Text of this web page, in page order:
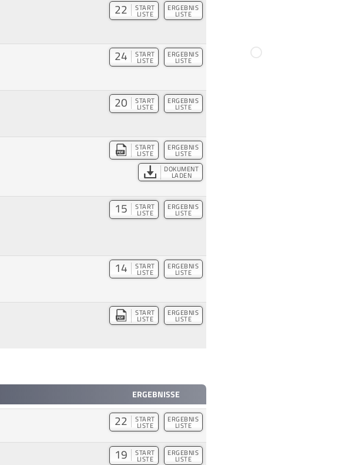
22 START
LISTE
ERGEBNIS
LISTE
24 START
LISTE
ERGEBNIS
LISTE
20 START
LISTE
ERGEBNIS
LISTE
START
LISTE
ERGEBNIS
LISTE
DOKUMENT
LADEN
15 START
LISTE
ERGEBNIS
LISTE
14 START
LISTE
ERGEBNIS
LISTE
START
LISTE
ERGEBNIS
LISTE
ERGEBNISSE
22 START
LISTE
ERGEBNIS
LISTE
19 START
LISTE
ERGEBNIS
LISTE